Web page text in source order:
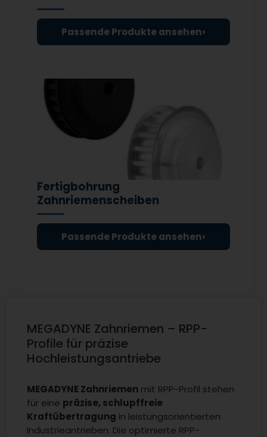
Passende Produkte ansehen›
Fertigbohrung
Zahnriemenscheiben
Passende Produkte ansehen›
MEGADYNE Zahnriemen – RPP-
Profile für präzise
Hochleistungsantriebe
MEGADYNE Zahnriemenmit RPP-Profil stehen
für eine präzise, schlupffreie
Kraftübertragung in leistungsorientierten
Industrieantrieben. Die optimierte RPP-